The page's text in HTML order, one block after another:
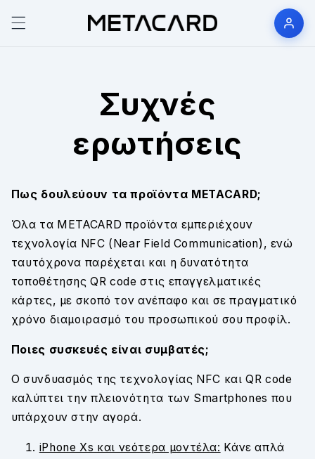
στο
Συχνές
ερωτήσεις
Πως δουλεύουν τα προϊόντα METACARD;
Όλα τα METACARD προϊόντα εμπεριέχουν
τεχνολογία NFC (Near Field Communication), ενώ
ταυτόχρονα παρέχεται και η δυνατότητα
τοποθέτησης QR code στις επαγγελματικές
κάρτες, με σκοπό τον ανέπαφο και σε πραγματικό
χρόνο διαμοιρασμό του προσωπικού σου προφίλ.
Ποιες συσκευές είναι συμβατές;
Ο συνδυασμός της τεχνολογίας NFC και QR code
καλύπτει την πλειονότητα των Smartphones που
υπάρχουν στην αγορά.
iPhone Xs και νεότερα μοντέλα: Κάνε απλά